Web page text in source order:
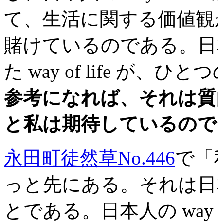
て、生活に関する価値
賭けているのである。
た way of life が、ひと
参考になれば、それは
と私は期待しているの
永田町徒然草No.446で
っと先にある。それは
とである。日本人の